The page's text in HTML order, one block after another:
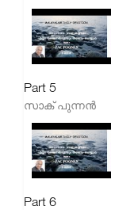
Part 5
സാക് പുന്നൻ
Part 6